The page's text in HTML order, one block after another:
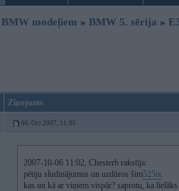
modeļiem » BMW 5. sērija »
Ziņojums
06. Oct 2007, 11:05
2007-10-06 11:02, Chesterb rakstīja:
pētiju sludinājumus un uzdūros šim525ix
kas un kā ar viņiem vispār? saprotu, ka